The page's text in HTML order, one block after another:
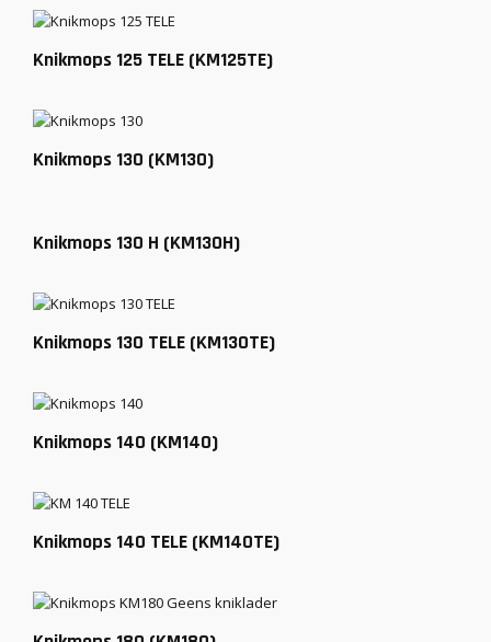
Knikmops 125 TELE (KM125TE)
Knikmops 130 (KM130)
Knikmops 130 H (KM130H)
Knikmops 130 TELE (KM130TE)
Knikmops 140 (KM140)
Knikmops 140 TELE (KM140TE)